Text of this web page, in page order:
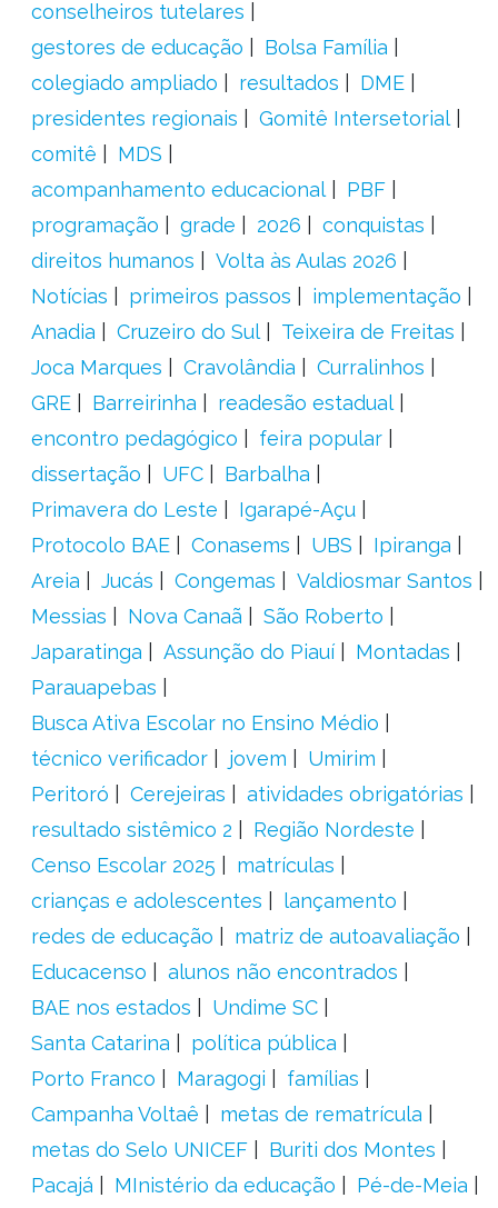
conselheiros tutelares
gestores de educação
Bolsa Família
colegiado ampliado
resultados
DME
presidentes regionais
Gomitê Intersetorial
comitê
MDS
acompanhamento educacional
PBF
programação
grade 2026
conquistas
direitos humanos
Volta às Aulas 2026
Notícias
primeiros passos
implementação
Anadia
Cruzeiro do Sul
Teixeira de Freitas
Joca Marques
Cravolândia
Curralinhos
GRE
Barreirinha
readesão estadual
encontro pedagógico
feira popular
dissertação
UFC
Barbalha
Primavera do Leste
Igarapé-Açu
Protocolo BAE
Conasems UBS
Ipiranga
Areia
Jucás Congemas
Valdiosmar Santos
Messias
Nova Canaã
São Roberto
Japaratinga
Assunção do Piauí
Montadas
Parauapebas
Busca Ativa Escolar no Ensino Médio
técnico verificador
jovem
Umirim
Peritoró
Cerejeiras
atividades obrigatórias
resultado sistêmico 2
Região Nordeste
Censo Escolar 2025
matrículas
crianças e adolescentes
lançamento
redes de educação
matriz de autoavaliação
Educacenso
alunos não encontrados
BAE nos estados
Undime SC
Santa Catarina
política pública
Porto Franco
Maragogi
famílias
Campanha Voltaê
metas de rematrícula
metas do Selo UNICEF
Buriti dos Montes
Pacajá
MInistério da educação
Pé-de-Meia